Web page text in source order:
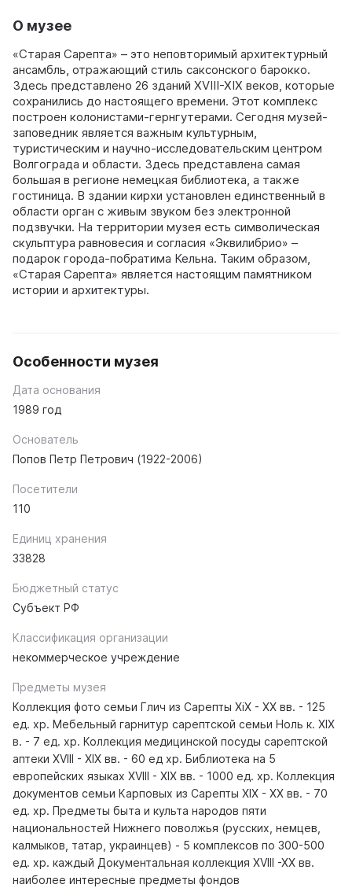
О музее
«Старая Сарепта» – это неповторимый архитектурный
ансамбль, отражающий стиль саксонского барокко.
Здесь представлено 26 зданий XVIII-XIX веков, которые
сохранились до настоящего времени. Этот комплекс
построен колонистами-гернгутерами. Сегодня музей-
заповедник является важным культурным,
туристическим и научно-исследовательским центром
Волгограда и области. Здесь представлена самая
большая в регионе немецкая библиотека, а также
гостиница. В здании кирхи установлен единственный в
области орган с живым звуком без электронной
подзвучки. На территории музея есть символическая
скульптура равновесия и согласия «Эквилибрио» –
подарок города-побратима Кельна. Таким образом,
«Старая Сарепта» является настоящим памятником
истории и архитектуры.
Особенности музея
Дата основания
1989 год
Основатель
Попов Петр Петрович (1922-2006)
Посетители
110
Единиц хранения
33828
Бюджетный статус
Субъект РФ
Классификация организации
некоммерческое учреждение
Предметы музея
Коллекция фото семьи Глич из Сарепты XiX - XX вв. - 125
ед. хр. Мебельный гарнитур сарептской семьи Ноль к. XIX
в. - 7 ед. хр. Коллекция медицинской посуды сарептской
аптеки XVIII - XIX вв. - 60 ед хр. Библиотека на 5
европейских языках XVIII - XIX вв. - 1000 ед. хр. Коллекция
документов семьи Карповых из Сарепты XIX - XX вв. - 70
ед. хр. Предметы быта и культа народов пяти
национальностей Нижнего поволжья (русских, немцев,
калмыков, татар, украинцев) - 5 комплексов по 300-500
ед. хр. каждый Документальная коллекция XVIII -XX вв.
наиболее интересные предметы фондов